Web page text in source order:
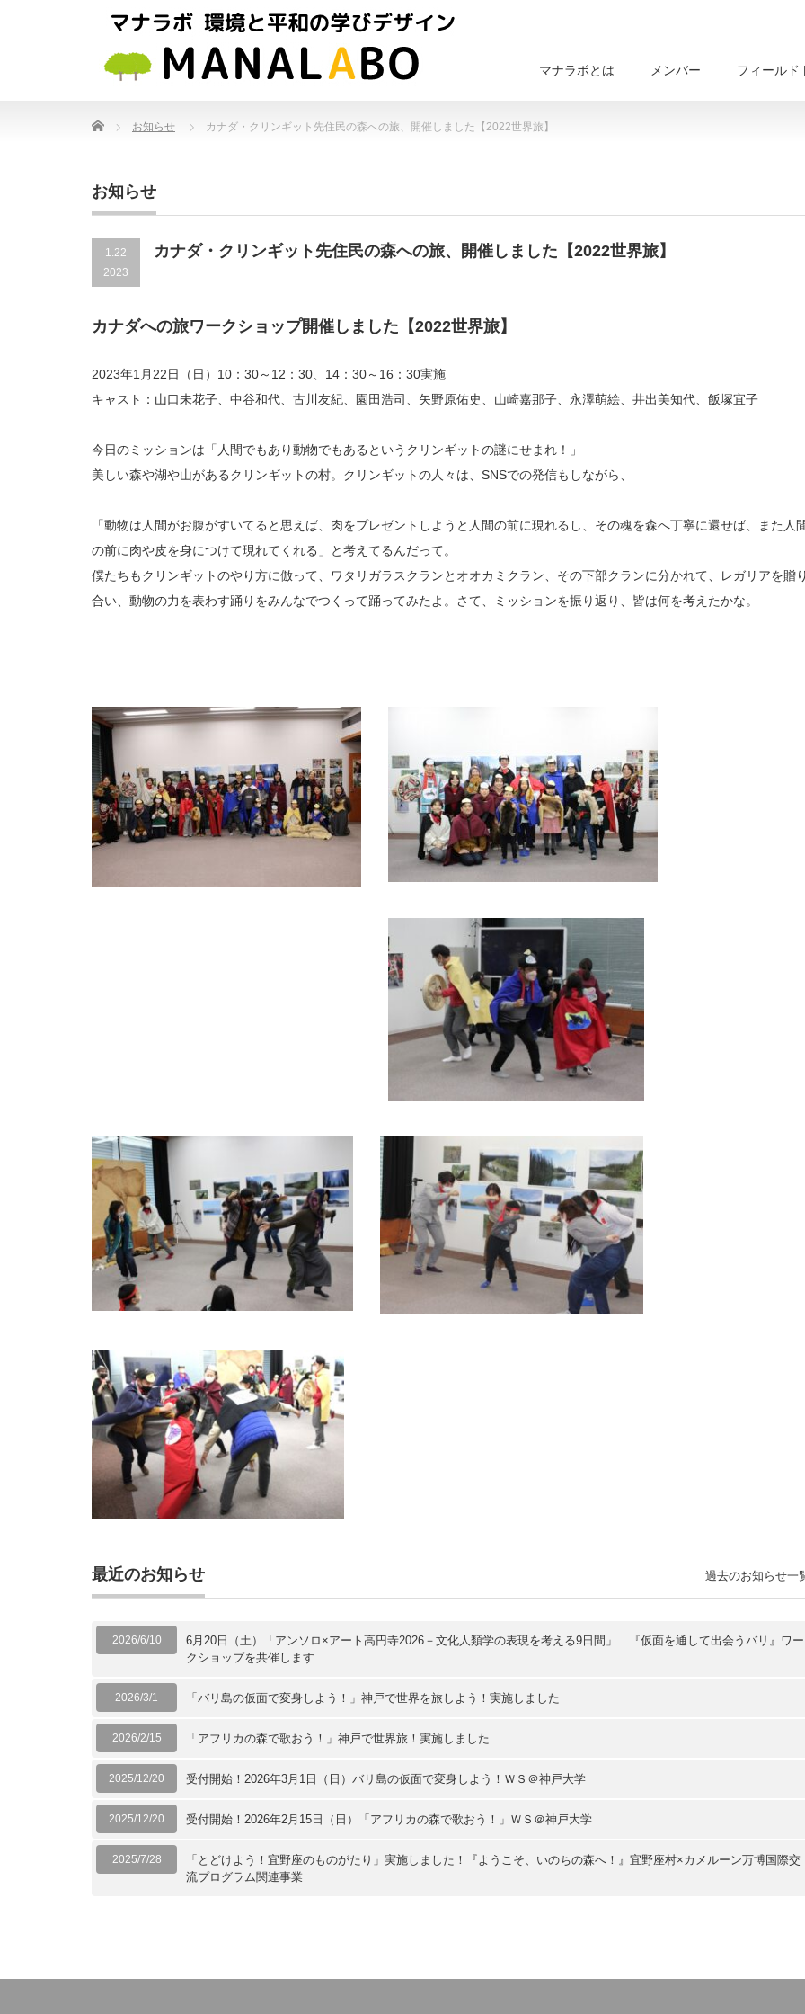
マナラボとは メンバー フィールド
Home お知らせ カナダ・クリンギット先住民の森への旅、開催しました【2022世界旅】
お知らせ
1.22
2023
カナダ・クリンギット先住民の森への旅、開催しました【2022世界旅】
カナダへの旅ワークショップ開催しました【2022世界旅】
2023年1月22日（日）10：30～12：30、14：30～16：30実施
キャスト：山口未花子、中谷和代、古川友紀、園田浩司、矢野原佑史、山崎嘉那子、永澤萌絵、井出美知代、飯塚宜子
今日のミッションは「人間でもあり動物でもあるというクリンギットの謎にせまれ！」
美しい森や湖や山があるクリンギットの村。クリンギットの人々は、SNSでの発信もしながら、
「動物は人間がお腹がすいてると思えば、肉をプレゼントしようと人間の前に現れるし、その魂を森へ丁寧に還せば、また人
の前に肉や皮を身につけて現れてくれる」と考えてるんだって。
僕たちもクリンギットのやり方に倣って、ワタリガラスクランとオオカミクラン、その下部クランに分かれて、レガリアを贈
合い、動物の力を表わす踊りをみんなでつくって踊ってみたよ。さて、ミッションを振り返り、皆は何を考えたかな。
最近のお知らせ
2026/6/10
6月20日（土）「アンソロ×アート高円寺2026－文化人類学の表現を考える9日間」 『仮面を通して出会うバリ』ワー
クショップを共催します
2026/3/1 「バリ島の仮面で変身しよう！」神戸で世界を旅しよう！実施しました
2026/2/15 「アフリカの森で歌おう！」神戸で世界旅！実施しました
2025/12/20 受付開始！2026年3月1日（日）バリ島の仮面で変身しよう！ＷＳ＠神戸大学
2025/12/20 受付開始！2026年2月15日（日）「アフリカの森で歌おう！」ＷＳ＠神戸大学
2025/7/28
「とどけよう！宜野座のものがたり」実施しました！『ようこそ、いのちの森へ！』宜野座村×カメルーン万博国際交
流プログラム関連事業
過去のお知らせ一